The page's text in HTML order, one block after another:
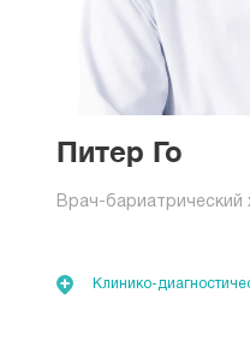
Питер Го
Врач-бариатрический
Клинико-